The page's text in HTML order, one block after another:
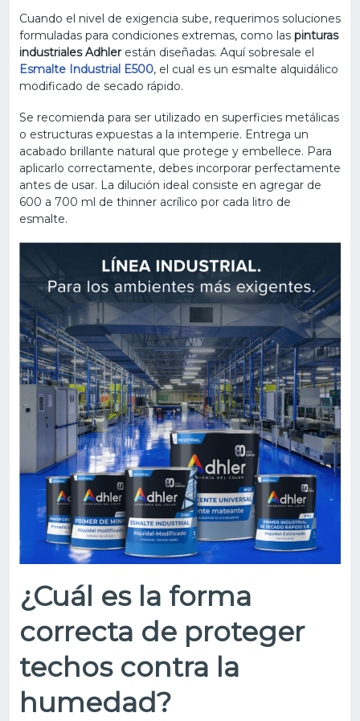
Cuando el nivel de exigencia sube, requerimos soluciones
formuladas para condiciones extremas, como las pinturas
industriales Adhlerestán diseñadas. Aquí sobresale el
Esmalte Industrial E500, el cual es un esmalte alquidálico
modificado de secado rápido.
Se recomienda para ser utilizado en superficies metálicas
o estructuras expuestas a la intemperie. Entrega un
acabado brillante natural que protege y embellece. Para
aplicarlo correctamente, debes incorporar perfectamente
antes de usar. La dilución ideal consiste en agregar de
600 a 700 ml de thinner acrílico por cada litro de
esmalte.
¿Cuál es la forma
correcta de proteger
techos contra la
humedad?